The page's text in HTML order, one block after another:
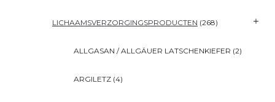
LICHAAMSVERZORGINGSPRODUCTEN (268)
ALLGASAN / ALLGÄUER LATSCHENKIEFER (2)
ARGILETZ (4)